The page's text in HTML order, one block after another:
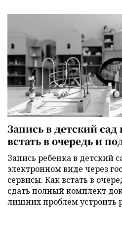
Запись в детский сад
встать в очередь и
Запись ребенка в детский
электронном виде через
сервисы. Как встать в
сдать полный комплект
лишних проблем устроить